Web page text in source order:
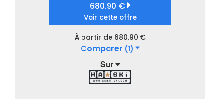
680.90 €
Voir cette offre
À partir de 680.90 €
Comparer (1)
Sur